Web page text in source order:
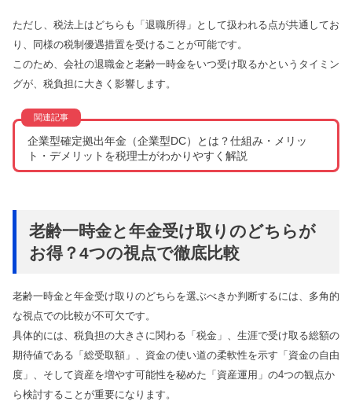
ただし、税法上はどちらも「退職所得」として扱われる点が共通してお
り、同様の税制優遇措置を受けることが可能です。
このため、会社の退職金と老齢一時金をいつ受け取るかというタイミン
グが、税負担に大きく影響します。
企業型確定拠出年金（企業型DC）とは？仕組み・メリッ
ト・デメリットを税理士がわかりやすく解説
老齢一時金と年金受け取りのどちらが
お得？4つの視点で徹底比較
老齢一時金と年金受け取りのどちらを選ぶべきか判断するには、多角的
な視点での比較が不可欠です。
具体的には、税負担の大きさに関わる「税金」、生涯で受け取る総額の
期待値である「総受取額」、資金の使い道の柔軟性を示す「資金の自由
度」、そして資産を増やす可能性を秘めた「資産運用」の4つの観点か
ら検討することが重要になります。